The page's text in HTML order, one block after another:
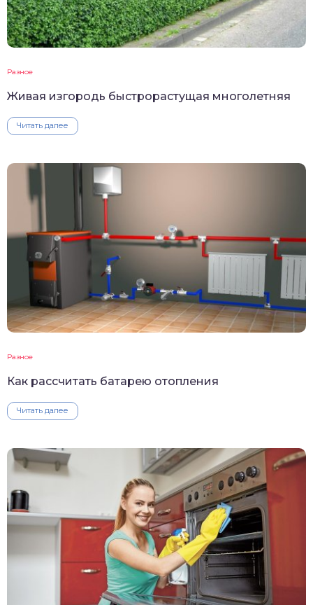
Разное
Живая изгородь быстрорастущая многолетняя
Читать далее
Разное
Как рассчитать батарею отопления
Читать далее